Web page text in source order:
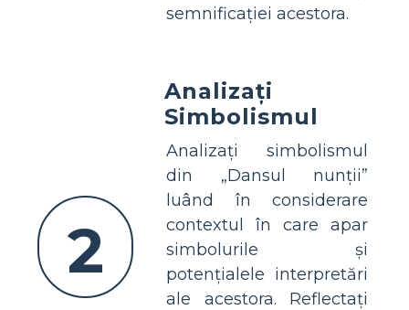
semnificației acestora.
2
Analizați
Simbolismul
Analizați simbolismul
din „Dansul nunții”
luând în considerare
contextul în care apar
simbolurile și
potențialele interpretări
ale acestora. Reflectați